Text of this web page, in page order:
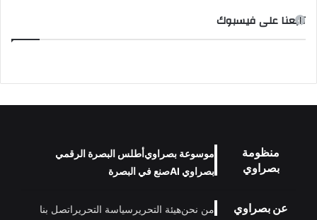
تابعنا على فيسبوك
منظومة
بصراوي
موسوعة بصراويأطلس البصرة الرقمي
بصراوي AI
صنع في البصرة
عن بصراوي من نحنهيئة التحرير سياسة التحرير اتصل بنا